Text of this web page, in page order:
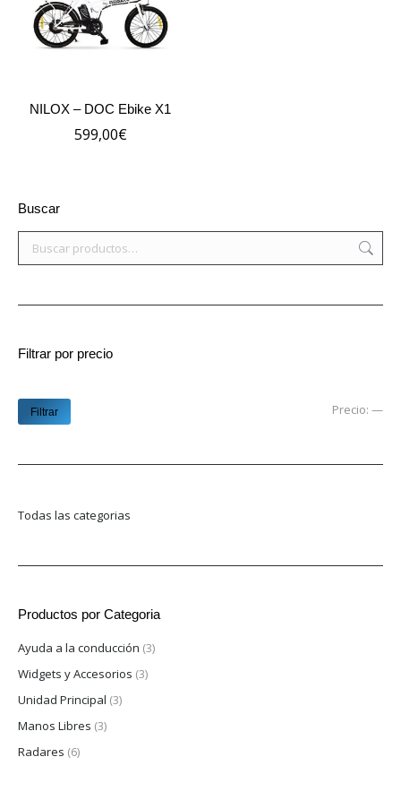
NILOX – DOC Ebike X1
599,00€
Buscar
Filtrar por precio
Filtrar Precio: —
Todas las categorias
Productos por Categoria
Ayuda a la conducción (3)
Widgets y Accesorios (3)
Unidad Principal (3)
Manos Libres (3)
Radares (6)